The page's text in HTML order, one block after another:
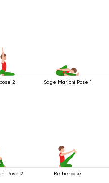
2 Sage Marichi Pose 1
Pose 2 Reiherpose